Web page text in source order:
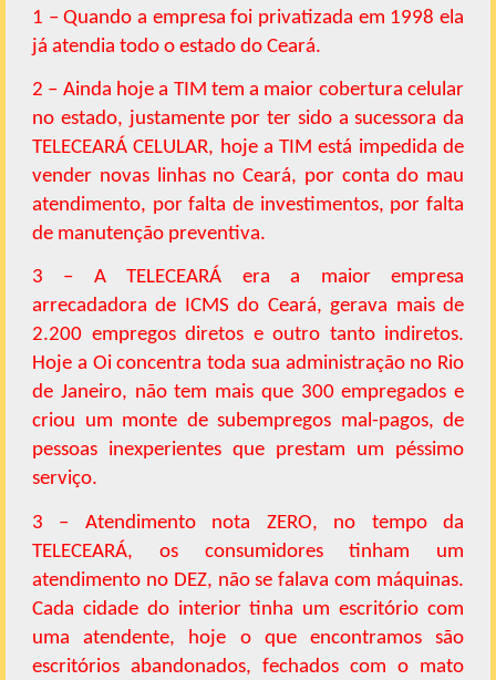
1 – Quando a empresa foi privatizada em 1998 ela
já atendia todo o estado do Ceará.
2 – Ainda hoje a TIM tem a maior cobertura celular
no estado, justamente por ter sido a sucessora da
TELECEARÁ CELULAR, hoje a TIM está impedida de
vender novas linhas no Ceará, por conta do mau
atendimento, por falta de investimentos, por falta
de manutenção preventiva.
3 – A TELECEARÁ era a maior empresa
arrecadadora de ICMS do Ceará, gerava mais de
2.200 empregos diretos e outro tanto indiretos.
Hoje a Oi concentra toda sua administração no Rio
de Janeiro, não tem mais que 300 empregados e
criou um monte de subempregos mal-pagos, de
pessoas inexperientes que prestam um péssimo
serviço.
3 – Atendimento nota ZERO, no tempo da
TELECEARÁ, os consumidores tinham um
atendimento no DEZ, não se falava com máquinas.
Cada cidade do interior tinha um escritório com
uma atendente, hoje o que encontramos são
escritórios abandonados, fechados com o mato